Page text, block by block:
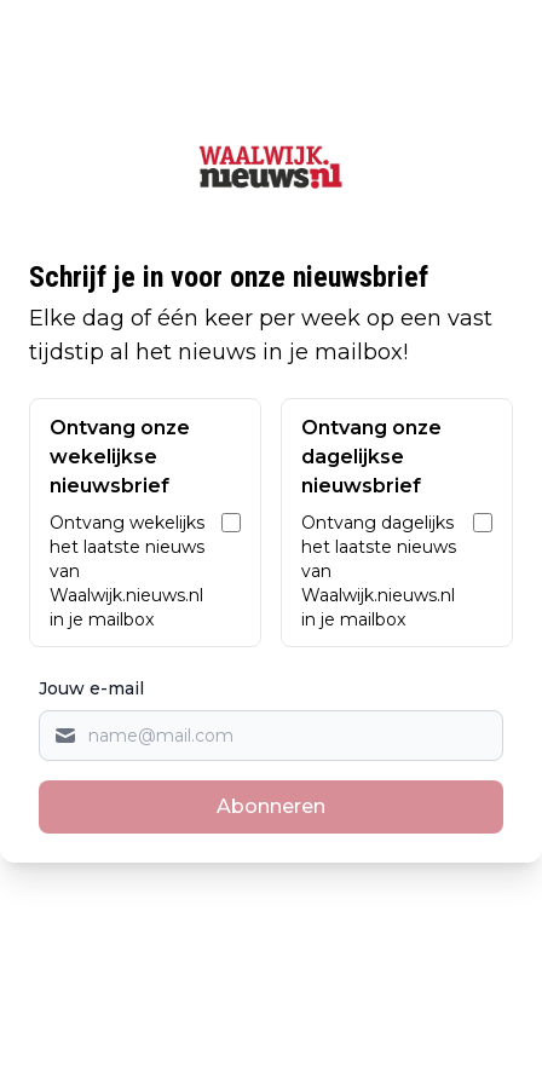
Schrijf je in voor onze nieuwsbrief
Elke dag of één keer per week op een vast
tijdstip al het nieuws in je mailbox!
Ontvang onze
wekelijkse
nieuwsbrief
Ontvang wekelijks
het laatste nieuws
van
Waalwijk.nieuws.nl
in je mailbox
Ontvang onze
dagelijkse
nieuwsbrief
Ontvang dagelijks
het laatste nieuws
van
Waalwijk.nieuws.nl
in je mailbox
Jouw e-mail
Abonneren